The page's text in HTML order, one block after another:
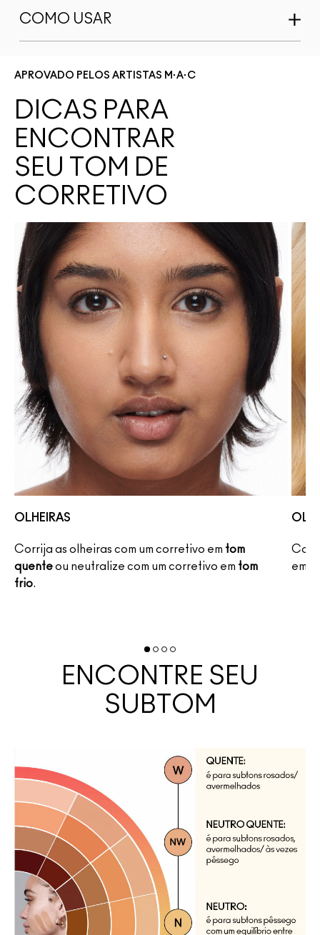
COMO USAR
APROVADO PELOS ARTISTAS M·A·C
DICAS PARA
ENCONTRAR
SEU TOM DE
CORRETIVO
OLHEIRAS
Corrija as olheiras com um corretivo em tom
quenteou neutralize com um corretivo em tom
frio.
em
ENCONTRE SEU
SUBTOM